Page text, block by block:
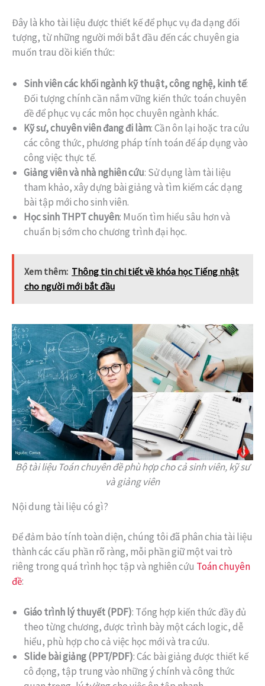
Đây là kho tài liệu được thiết kế để phục vụ đa dạng đối
tượng, từ những người mới bắt đầu đến các chuyên gia
muốn trau dồi kiến thức:
Sinh viên các khối ngành kỹ thuật, công nghệ, kinh tế:
Đối tượng chính cần nắm vững kiến thức toán chuyên
đề để phục vụ các môn học chuyên ngành khác.
Kỹ sư, chuyên viên đang đi làm: Cần ôn lại hoặc tra cứu
các công thức, phương pháp tính toán để áp dụng vào
công việc thực tế.
Giảng viên và nhà nghiên cứu: Sử dụng làm tài liệu
tham khảo, xây dựng bài giảng và tìm kiếm các dạng
bài tập mới cho sinh viên.
Học sinh THPT chuyên: Muốn tìm hiểu sâu hơn và
chuẩn bị sớm cho chương trình đại học.
Xem thêm: Thông tin chi tiết về khóa học Tiếng nhật
cho người mới bắt đầu
Bộ tài liệu Toán chuyên đề phù hợp cho cả sinh viên, kỹ sư
và giảng viên
Nội dung tài liệu có gì?
Để đảm bảo tính toàn diện, chúng tôi đã phân chia tài liệu
thành các cấu phần rõ ràng, mỗi phần giữ một vai trò
riêng trong quá trình học tập và nghiên cứu Toán chuyên
đề:
Giáo trình lý thuyết (PDF): Tổng hợp kiến thức đầy đủ
theo từng chương, được trình bày một cách logic, dễ
hiểu, phù hợp cho cả việc học mới và tra cứu.
Slide bài giảng (PPT/PDF): Các bài giảng được thiết kế
cô đọng, tập trung vào những ý chính và công thức